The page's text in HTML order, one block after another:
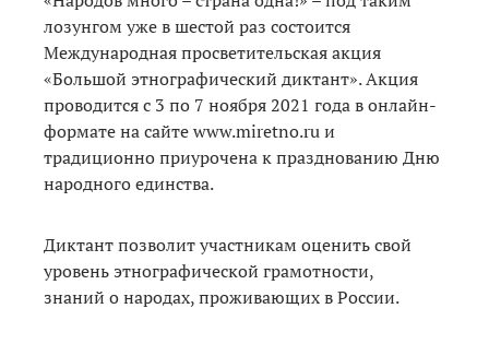
лозунгом уже в шестой раз состоится
Международная просветительская акция
«Большой этнографический диктант». Акция
проводится с 3 по 7 ноября 2021 года в онлайн-
формате на сайте www.miretno.ru и
традиционно приурочена к празднованию Дню
народного единства.
Диктант позволит участникам оценить свой
уровень этнографической грамотности,
знаний о народах, проживающих в России.